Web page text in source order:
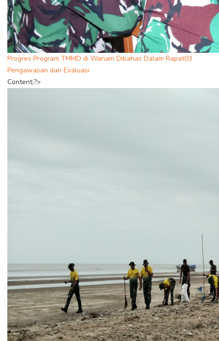
Progres Program TMMD di Wanam Dibahas Dalam Rapat03
Pengawasan dan Evaluasi
Content;?>